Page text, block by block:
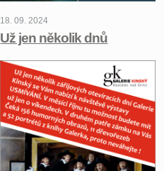
18. 09. 2024
Už jen několik dnů